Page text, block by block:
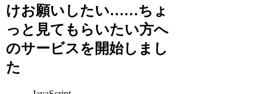
けお願いしたい……ちょ
っと見てもらいたい方へ
のサービスを開始しまし
た